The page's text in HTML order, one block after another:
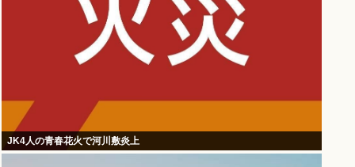
JK4人の青春花火で河川敷炎上